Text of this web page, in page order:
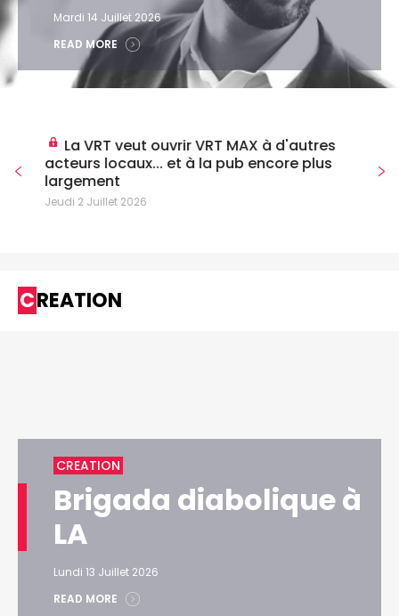
Mardi 14 Juillet 2026
READ MORE
La VRT veut ouvrir VRT MAX à d'autres
acteurs locaux... et à la pub encore plus
largement
Jeudi 2 Juillet 2026
CREATION
CREATION
Brigada diabolique à
LA
Lundi 13 Juillet 2026
READ MORE